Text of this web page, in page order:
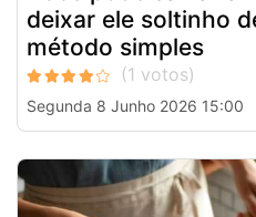
deixar ele soltinho
método simples
Segunda 8 Junho 2026 15:00